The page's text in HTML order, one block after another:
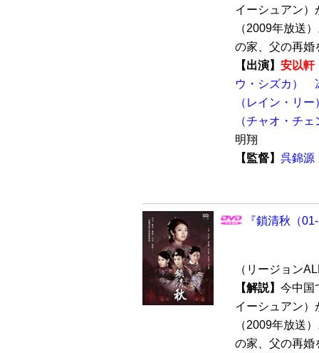
イーシュアン）
（2009年放送
の家、父の再婚
【出演】 安以軒
ウ・シズカ）
（レイン・リー
（チャオ・チ
明翔
【監督】 呉錦源
『鎖清秋（
（リージョン
【解説】 今中国
イーシュアン）
（2009年放送
の家、父の再婚